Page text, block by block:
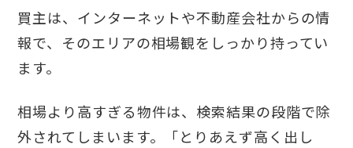
買主は、インターネットや不動産会社からの情
報で、そのエリアの相場観をしっかり持ってい
ます。
相場より高すぎる物件は、検索結果の段階で除
外されてしまいます。「とりあえず高く出し